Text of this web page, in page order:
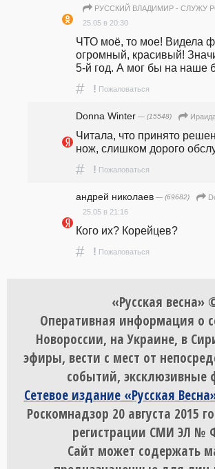
РУССКИЙ ВЛАДИМИР - СЛУЖУ
25.05 в 20:30
ЧТО моё, то мое! Видела
огромный, красивый!
5-й год. А мог бы на наше
# ! Пожаловаться
Donna Winter — (15548)
Читала, что принято
нож, слишком дорого
# ! Пожаловаться
андpeй николаев — (69682)
25.05 в 21:16
Кого их? Корейцев?
# ! Пожаловаться
«Русская весна»
Оперативная информация о
Новороссии, на Украине, в
эфиры, вести с мест от
событий, эксклюзивные
Сетевое издание «Русская
Роскомнадзор 20 августа 2015
регистрации СМИ ЭЛ №
Сайт может содержать